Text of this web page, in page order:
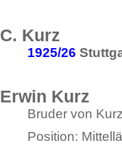
C. Kurz
1925/26
Erwin Kurz
Bruder von
Position: